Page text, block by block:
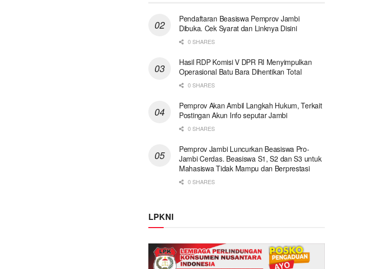
Pendaftaran Beasiswa Pemprov Jambi
Dibuka. Cek Syarat dan Linknya Disini
0 SHARES
Hasil RDP Komisi V DPR RI Menyimpulkan
Operasional Batu Bara Dihentikan Total
0 SHARES
Pemprov Akan Ambil Langkah Hukum, Terkait
Postingan Akun Info seputar Jambi
0 SHARES
Pemprov Jambi Luncurkan Beasiswa Pro-
Jambi Cerdas. Beasiswa S1, S2 dan S3 untuk
Mahasiswa Tidak Mampu dan Berprestasi
0 SHARES
LPKNI